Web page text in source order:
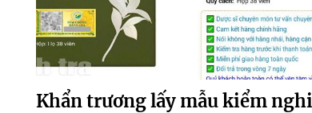
Khẩn trương lấy mẫu kiểm